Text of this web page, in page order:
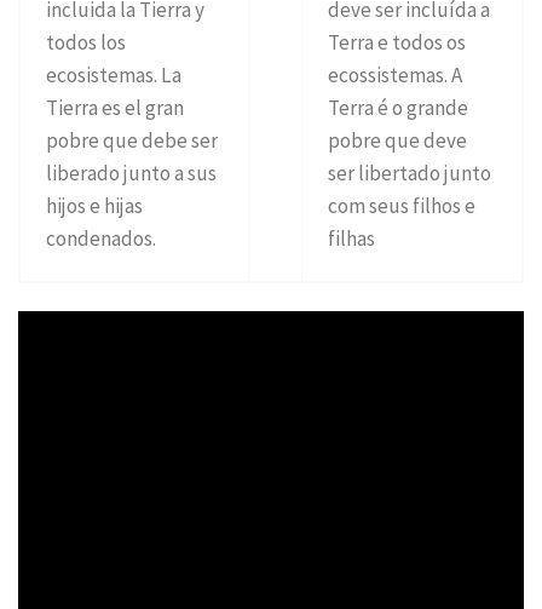
incluida la Tierra y
todos los
ecosistemas. La
Tierra es el gran
pobre que debe ser
liberado junto a sus
hijos e hijas
condenados.
deve ser incluída a
Terra e todos os
ecossistemas. A
Terra é o grande
pobre que deve
ser libertado junto
com seus filhos e
filhas